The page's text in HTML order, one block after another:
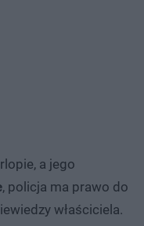
a jego
, policja ma prawo do
właściciela.